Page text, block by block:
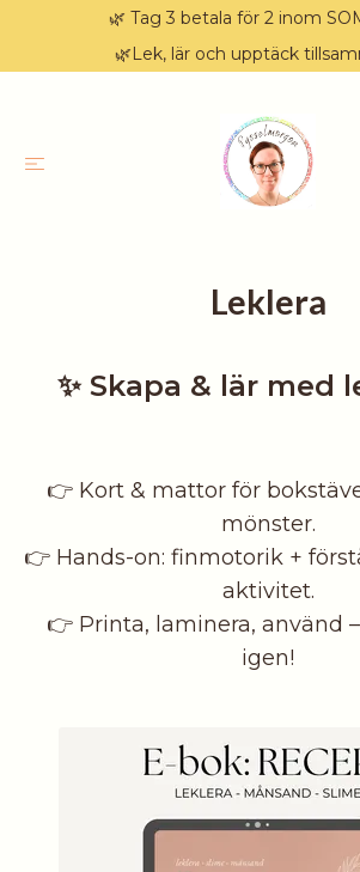
🌿 Tag 3 betala för 2 inom
🌿Lek, lär och upptäck
Leklera
✨ Skapa & lär med
👉 Kort & mattor för
mönster.
👉 Hands-on: finmotorik +
aktivitet.
👉 Printa, laminera, använd
igen!